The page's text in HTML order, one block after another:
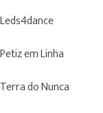
Leds4dance
Petiz em Linha
Terra do Nunca